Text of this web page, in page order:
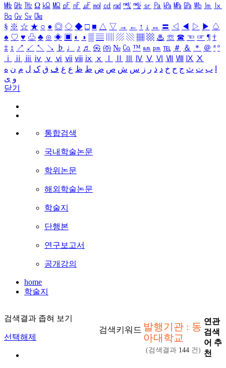
㎒ ㎓ ㎔ Ω ㏀ ㏁ ㎊ ㎋ ㎌ ㏖ ㏅ ㎭ ㎮ ㎯ ㏛ ㎩ ㎪ ㎫ ㎬ ㏝ ㏐
㏓
㏃ ㏉ ㏜ ㏆
§ ※ ☆ ★ ○ ● ◎ ◇ ◆ □ ■ △ ▽ → ← ↑ ↓ ↔ 〓 ◁ ◀ ▷ ▶ ♤
♠ ♡ ♥ ♧ ♣ ⊙ ◈ ▣ ◐ ◑ ▒ ▤ ▨ ▧ ▦ ▩ ♨ ☏ ☎ ☜ ☞ ¶ †
‡ ↕ ↗ ↙ ↖ ↘ ♭ ♩ ♪ ♬ ㉿ ㈜ № ㏇ ™ ㏂ ㏘ ℡ ＃ ＆ ＊ ＠ ª º
ⅰ
ⅱ ⅲ ⅳ ⅴ ⅵ ⅶ ⅷ ⅸ ⅹ Ⅳ Ⅴ Ⅵ Ⅶ Ⅷ Ⅸ Ⅹ
ب ت ث ج ح خ د ذ ر ز س ش ص ض ط ظ ع غ ف ق ک ل م ن ه
و ی
닫기
통합검색
국내학술논문
학위논문
해외학술논문
학술지
단행본
연구보고서
공개강의
home
학술지
검색결과 좁혀 보기
선택해제
검색키워드 발행기관 : 동
아대학교
(검색결과 144 건)
연관
검색
어 추
천